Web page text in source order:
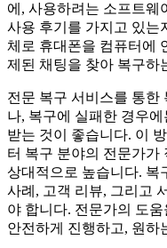
에, 사용하려는 소프트웨
사용 후기를 가지고 있는
체로 휴대폰을 컴퓨터에
제된 채팅을 찾아 복구하
전문 복구 서비스를 통한
나, 복구에 실패한 경우
받는 것이 좋습니다. 이
터 복구 분야의 전문가가
상대적으로 높습니다. 복
사례, 고객 리뷰, 그리고
야 합니다. 전문가의 도
안전하게 진행하고, 원하